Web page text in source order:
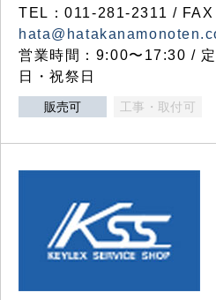
TEL：011-281-2311 /
営業時間：9:00〜17:30 /
日・祝祭日
販売可 工事・取付可